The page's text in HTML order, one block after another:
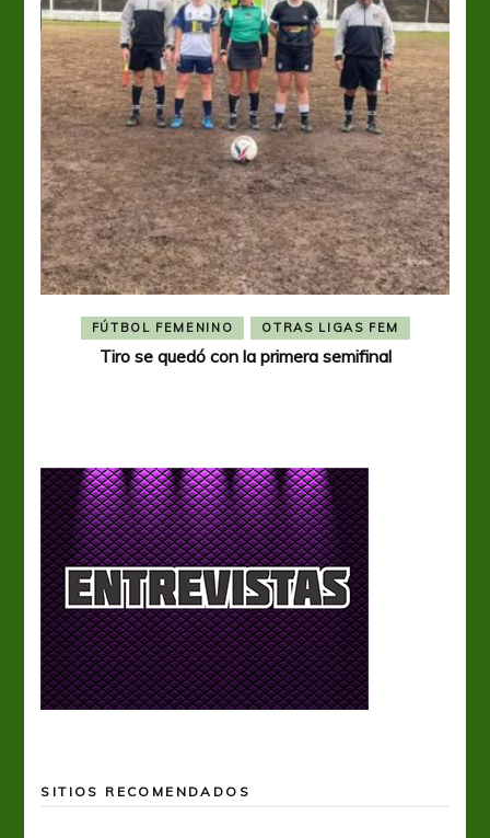
FÚTBOL FEMENINO OTRAS LIGAS FEM
Tiro se quedó con la primera semifinal
SITIOS RECOMENDADOS